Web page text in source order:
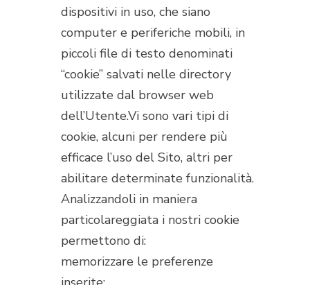
dispositivi in uso, che siano
computer e periferiche mobili, in
piccoli file di testo denominati
“cookie” salvati nelle directory
utilizzate dal browser web
dell’Utente.Vi sono vari tipi di
cookie, alcuni per rendere più
efficace l’uso del Sito, altri per
abilitare determinate funzionalità.
Analizzandoli in maniera
particolareggiata i nostri cookie
permettono di:
memorizzare le preferenze